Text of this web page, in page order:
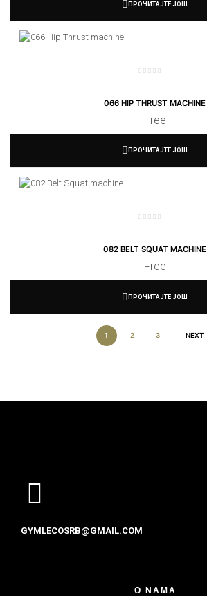
ПРОЧИТАЈТЕ ЈОШ
066 HIP THRUST MACHINE
Free
ПРОЧИТАЈТЕ ЈОШ
082 BELT SQUAT MACHINE
Free
ПРОЧИТАЈТЕ ЈОШ
1 2 3 NEXT
GYMLECOSRB@GMAIL.COM
O NAMA